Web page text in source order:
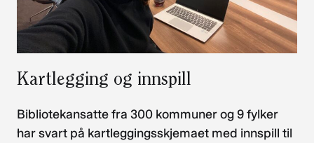
Kartlegging og innspill
Bibliotekansatte fra 300 kommuner og 9 fylker
har svart på kartleggingsskjemaet med innspill til